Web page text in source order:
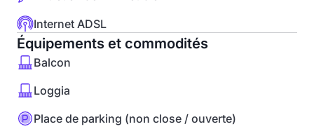
Internet ADSL
Équipements et commodités
Balcon
Loggia
Place de parking (non close / ouverte)